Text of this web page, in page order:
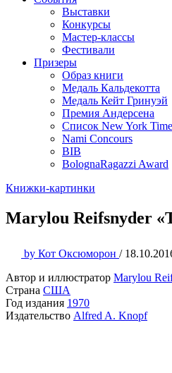
Выставки
Конкурсы
Мастер-классы
Фестивали
Призеры
Образ книги
Медаль Кальдекотта
Медаль Кейт Гринуэй
Премия Андерсена
Список New York
Nami Concours
BIB
BolognaRagazzi Award
Книжки-картинки
Marylou Reifsnyder
by Кот Оксюморон /
Автор и иллюстратор Marylou
Страна США
Год издания 1970
Издательство Alfred A. Knopf